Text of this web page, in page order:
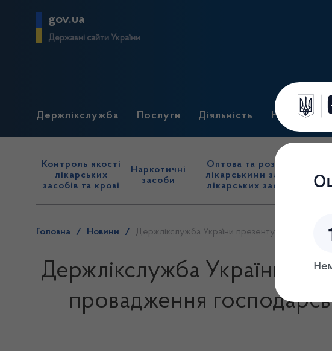
gov.ua
Державні сайти України
Держлікслужба Послуги Діяльність
Контроль якості
лікарських
засобів та крові
Наркотичні
засоби
Оптова та роздрібна
лікарськими засобами,
лікарських засобів (крім
Головна / Новини / Держлікслужба України презентувала проект
Держлікслужба України
провадження